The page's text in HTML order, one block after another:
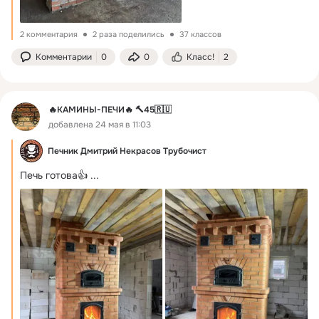
2 комментария 2 раза поделились 37 классов
Комментарии 0 0 Класс! 2
🔥КАМИНЫ-ПЕЧИ🔥 🔨45🇷🇺
добавлена 24 мая в 11:03
Печник Дмитрий Некрасов Трубочист
Печь готова👍 ...